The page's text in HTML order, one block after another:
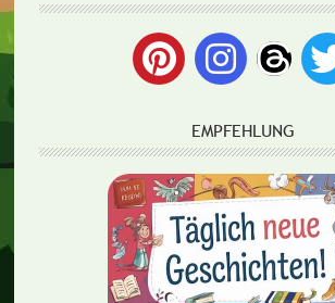
EMPFEHLUNG